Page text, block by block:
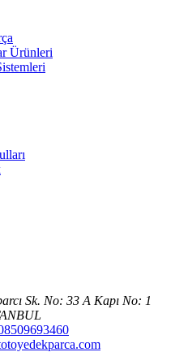
Ürünleri
Sk. No: 33 A Kapı No: 1